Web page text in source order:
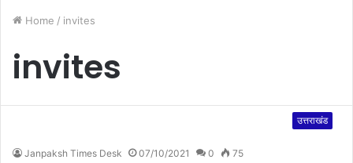
Home / invites
invites
उत्तराखंड
Janpaksh Times Desk 07/10/2021 0 75